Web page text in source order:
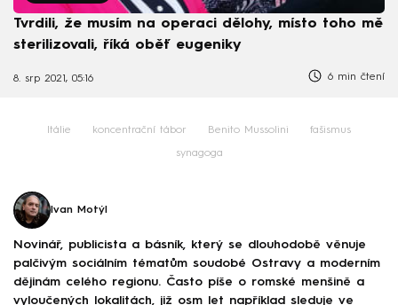
Tvrdili, že musím na operaci dělohy, místo toho mě
sterilizovali, říká oběť eugeniky
8. srp 2021, 05:16 6 min čtení
Itálie koncentrační tábor Benito Mussolini fašismus
synagoga
Ivan Motýl
Novinář, publicista a básník, který se dlouhodobě věnuje
palčivým sociálním tématům soudobé Ostravy a moderním
dějinám celého regionu. Často píše o romské menšině a
vyloučených lokalitách, již osm let například sleduje ve